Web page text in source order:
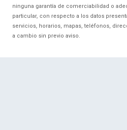
ninguna garantía de comerciabilidad o
particular, con respecto a los datos
servicios, horarios, mapas, teléfonos,
a cambio sin previo aviso.